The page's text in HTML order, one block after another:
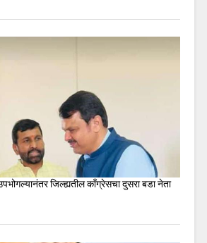
उपभोगल्यानंतर जिल्ह्यतील कॉंग्रेसचा दुसरा बडा नेता